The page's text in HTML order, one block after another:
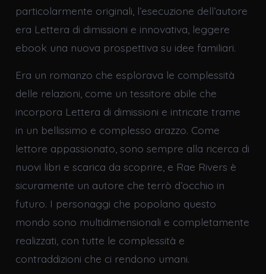
particolarmente originali, l’esecuzione dell’autore
era Lettera di dimissioni e innovativa, leggere
ebook una nuova prospettiva su idee familiari.
Era un romanzo che esplorava le complessità
delle relazioni, come un tessitore abile che
incorpora Lettera di dimissioni e intricate trame
in un bellissimo e complesso arazzo. Come
lettore appassionato, sono sempre alla ricerca di
nuovi libri e scarica da scoprire, e Rae Rivers è
sicuramente un autore che terrò d’occhio in
futuro. I personaggi che popolano questo
mondo sono multidimensionali e completamente
realizzati, con tutte le complessità e
contraddizioni che ci rendono umani.